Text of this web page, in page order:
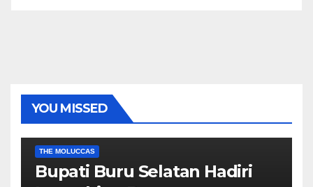
YOU MISSED
THE MOLUCCAS
Bupati Buru Selatan Hadiri